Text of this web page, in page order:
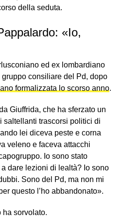
della seduta.
«Io,
ed ex lombardiano
consiliare del Pd, dopo
formalizzata lo scorso anno.
Giuffrida, che ha sferzato un
saltellanti trascorsi politici di
lei diceva peste e corna
veleno e faceva attacchi
Io sono stato
dare lezioni di lealtà? Io sono
Sono del Pd, ma non mi
questo l’ho abbandonato».
ha sorvolato.